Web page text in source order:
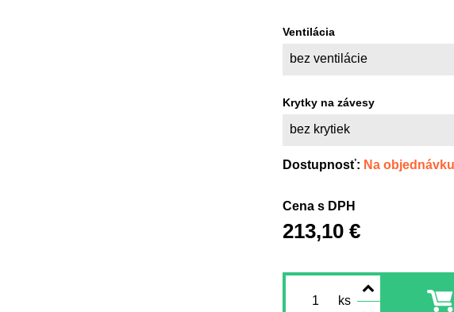
Ventilácia
bez ventilácie
Krytky na závesy
bez krytiek
Dostupnosť: Na objednávku
Cena s DPH
213,10 €
ks